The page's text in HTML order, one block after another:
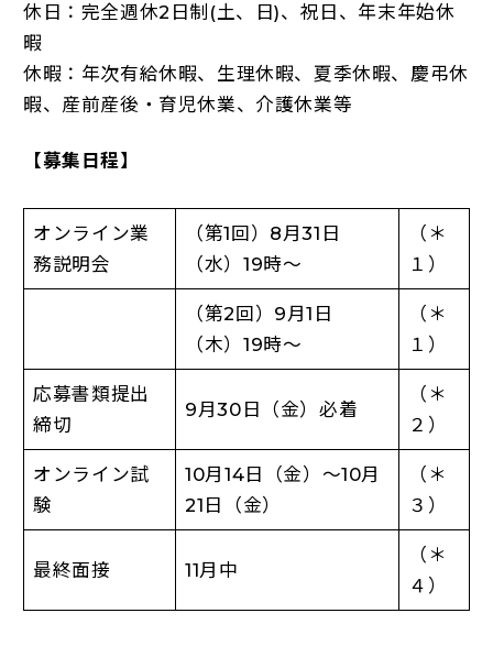
休日：完全週休2日制(土、日)、祝日、年末年始休
暇
休暇：年次有給休暇、生理休暇、夏季休暇、慶弔休
暇、産前産後・育児休業、介護休業等
【募集日程】
オンライン業
務説明会
（第1回）8月31日
（水）19時～
（＊
１）
（第2回）9月1日
（木）19時～
（＊
１）
応募書類提出
締切
9月30日（金）必着
（＊
２）
オンライン試
験
10月14日（金）～10月
21日（金）
（＊
３）
最終面接 11月中
（＊
４）